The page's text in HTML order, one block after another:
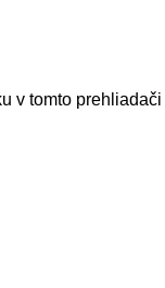
v tomto prehliadači